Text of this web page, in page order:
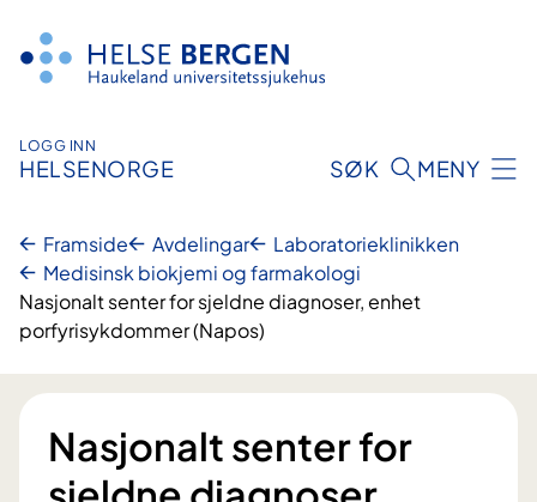
innhald
LOGG INN
HELSENORGE SØK MENY
Framside Avdelingar
Laboratorie­klinikken
Medisinsk biokjemi og farmakologi
Nasjonalt senter for sjeldne diagnoser, enhet
porfyrisykdommer (Napos)
Nasjonalt senter for